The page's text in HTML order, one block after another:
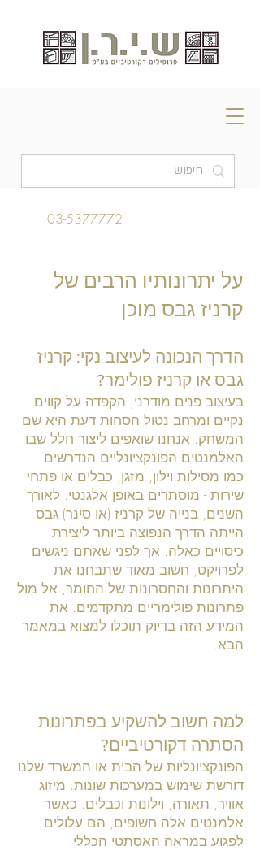
03-5377772
על יתרונותיו הרבים של
קרניז גבס מוכן
הדרך הנכונה לעיצוב נקי: קרניז
גבס או קרניז פולימר?
בעיצוב פנים מודרני, הקפדה על קווים
נקיים ומרחב נטול הסחות דעת היא שם
המשחק. אנחנו שואפים ליצור חלל שבו
האלמנטים הפונקציונליים הנדרשים -
כמו מסילות וילון, מזגן, כבלים או פתחי
שירות - מוסתרים באופן אלגנטי. לאורך
השנים, בנייה של קרניז (או סינר) גבס
הייתה הדרך הנפוצה ביותר ליצירת
כיסויים כאלה. אך לפני שאתם ניגשים
לפרויקט, חשוב מאוד שתבחנו את
היתרונות והחסרונות של החומר, אל מול
פתרונות פולימריים מתקדמים. את
המידע הזה בדיוק תוכלו למצוא במאמר
הבא.
למה חשוב להשקיע בפתרונות
הסתרה דקורטיביים?
הפונקציונליות של הבית או המשרד שלנו
דורשת שימוש במערכות שונות: מיזוג
אוויר, תאורה, וילונות וכבלים. כאשר
אלמנטים אלה חשופים, הם עלולים
לפגוע במראה האסתטי הכללי: